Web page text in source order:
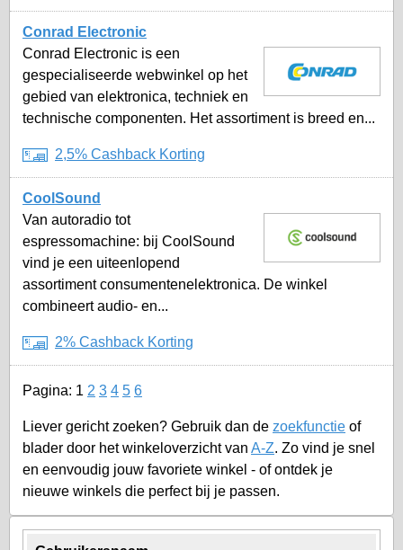
Conrad Electronic
Conrad Electronic is een
gespecialiseerde webwinkel op het
gebied van elektronica, techniek en
technische componenten. Het assortiment is breed en...
2,5% Cashback Korting
CoolSound
Van autoradio tot
espressomachine: bij CoolSound
vind je een uiteenlopend
assortiment consumentenelektronica. De winkel
combineert audio- en...
2% Cashback Korting
Pagina: 1 2 3 4 5 6
Liever gericht zoeken? Gebruik dan de zoekfunctie of
blader door het winkeloverzicht van A-Z. Zo vind je snel
en eenvoudig jouw favoriete winkel - of ontdek je
nieuwe winkels die perfect bij je passen.